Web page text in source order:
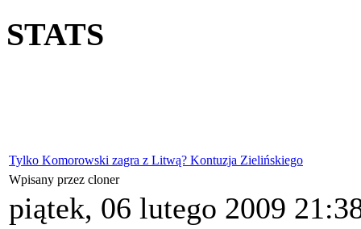
STATS
Tylko Komorowski zagra z Litwą? Kontuzja Zielińskiego
Wpisany przez cloner
piątek, 06 lutego 2009